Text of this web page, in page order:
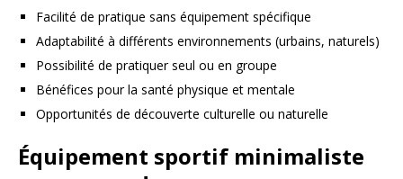
Facilité de pratique sans équipement spécifique
Adaptabilité à différents environnements (urbains, naturels)
Possibilité de pratiquer seul ou en groupe
Bénéfices pour la santé physique et mentale
Opportunités de découverte culturelle ou naturelle
Équipement sportif minimaliste